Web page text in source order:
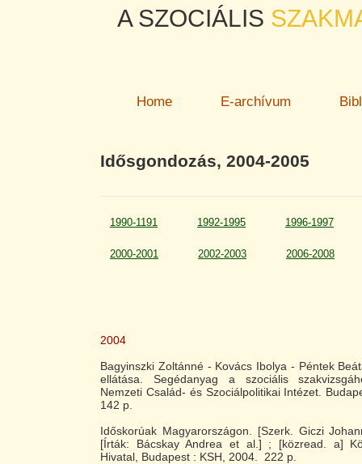
A SZOCIÁLIS
Home E-archívum
Idősgondozás, 2004-2005
1990-1191 1992-1995 1996-1997
2000-2001 2002-2003 2006-2008
2004
Bagyinszki Zoltánné - Kovács Ibolya - Péntek
ellátása. Segédanyag a szociális
Nemzeti Család- és Szociálpolitikai Intézet.
142 p.
Időskorúak Magyarországon. [Szerk. Giczi
[Írták: Bácskay Andrea et al.] ; [közread. a]
Hivatal, Budapest : KSH, 2004. 222 p.